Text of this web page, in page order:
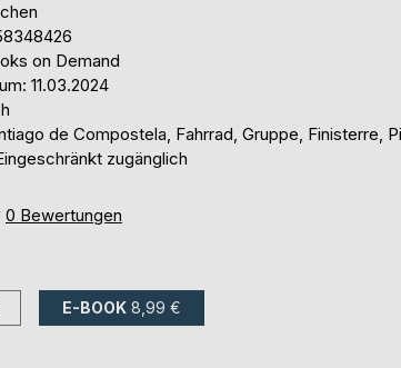
on Demand
11.03.2024
de Compostela, Fahrrad, Gruppe, Finisterre,
zugänglich
0 Bewertungen
E-BOOK 8,99 €